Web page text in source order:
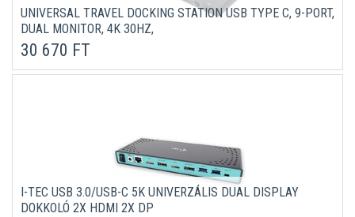
UNIVERSAL TRAVEL DOCKING STATION USB TYPE C, 9-PORT,
DUAL MONITOR, 4K 30HZ,
30 670 FT
I-TEC USB 3.0/USB-C 5K UNIVERZÁLIS DUAL DISPLAY
DOKKOLÓ 2X HDMI 2X DP